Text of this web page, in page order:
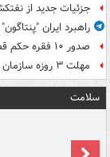
جزئیات جدید از
راهبرد ایران
صدور ۱۰ فقره حکم قصاص برای «کلثوم اکبری»
مهلت ۳ روزه سازمان بورس به هلدینگ خلیج فارس
سلامت